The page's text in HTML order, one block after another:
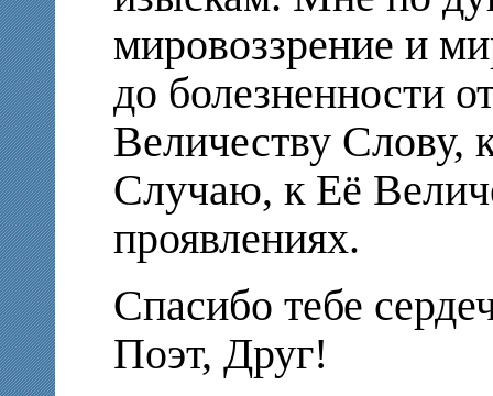
мировоззрение и
до болезненности
Величеству Слову,
Случаю, к Её
проявлениях.
Спасибо тебе
Поэт, Друг!